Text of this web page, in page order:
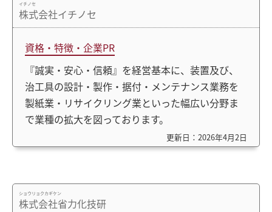
イチノセ
株式会社イチノセ
資格・特徴・企業PR
『誠実・安心・信頼』を経営基本に、装置及び、
治工具の設計・製作・据付・メンテナンス業務を
製紙業・リサイクリング業といった幅広い分野ま
で業種の拡大を図っております。
更新日：2026年4月2日
ショウリョクカギケン
株式会社省力化技研